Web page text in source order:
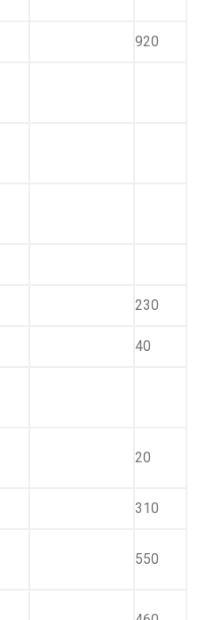
920
230
40
20
310
550